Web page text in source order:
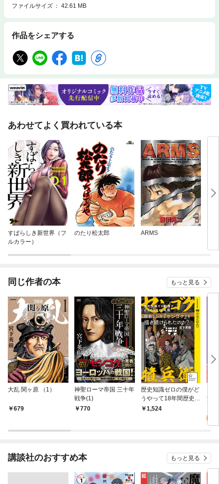
ファイルサイズ
42.61 MB
作品をシェアする
あわせてよく買われている本
すばらしき新世界（フ
ルカラー）
のたり松太郎 ARMS
同じ作者の本 もっと見る
大乱 関ヶ原 （1）
679
神聖ローマ帝国 三十年
戦争(1)
770
歴史知識ゼロの僕がど
うやって18年間歴史マ
ンガ『センゴク』を描
1,524
沼
の
講談社のおすすめ本 もっと見る